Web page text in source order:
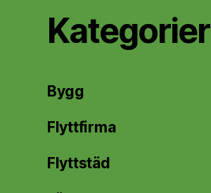
Kategorier
Bygg
Flyttfirma
Flyttstäd